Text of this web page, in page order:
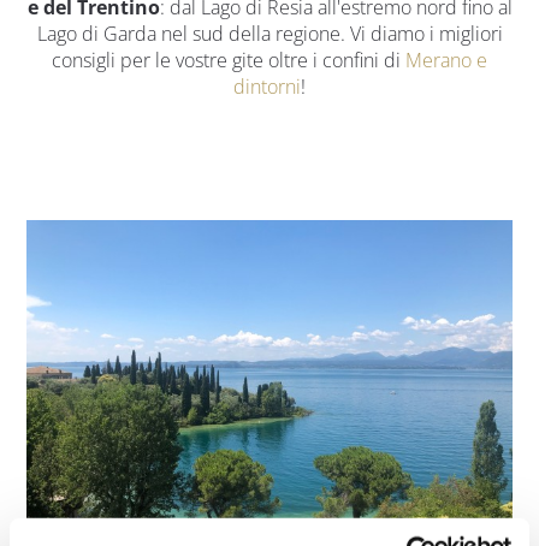
e del Trentino: dal Lago di Resia all'estremo nord fino al
Lago di Garda nel sud della regione. Vi diamo i migliori
consigli per le vostre gite oltre i confini di Merano e
dintorni!